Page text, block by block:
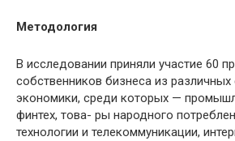
Методология
В исследовании приняли участие 60
собственников бизнеса из различных
экономики, среди которых —
финтех, това- ры народного
технологии и телекоммуникации,